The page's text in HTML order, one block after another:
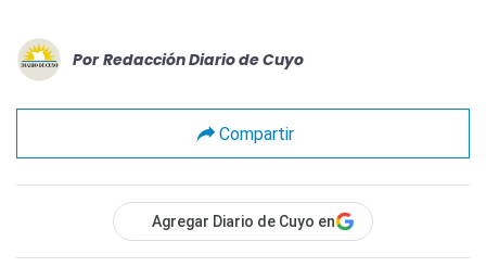
Por Redacción Diario de Cuyo
Compartir
Agregar Diario de Cuyo en